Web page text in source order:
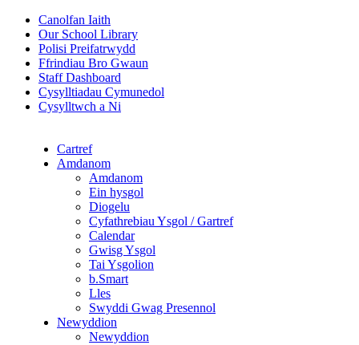
Canolfan Iaith
Our School Library
Polisi Preifatrwydd
Ffrindiau Bro Gwaun
Staff Dashboard
Cysylltiadau Cymunedol
Cysylltwch a Ni
Cartref
Amdanom
Amdanom
Ein hysgol
Diogelu
Cyfathrebiau Ysgol / Gartref
Calendar
Gwisg Ysgol
Tai Ysgolion
b.Smart
Lles
Swyddi Gwag Presennol
Newyddion
Newyddion